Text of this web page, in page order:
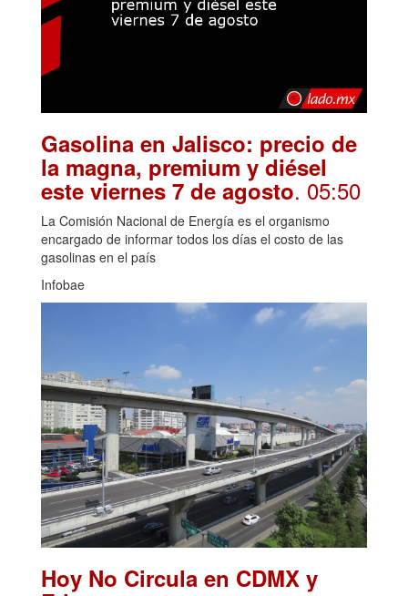
Gasolina en Jalisco: precio de
la magna, premium y diésel
este viernes 7 de agosto. 05:50
La Comisión Nacional de Energía es el organismo
encargado de informar todos los días el costo de las
gasolinas en el país
Infobae
Hoy No Circula en CDMX y